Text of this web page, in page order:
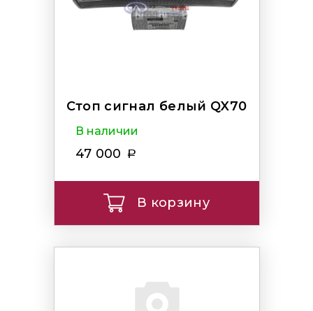
Стоп сигнал белый QX70
В наличии
47 000
В корзину